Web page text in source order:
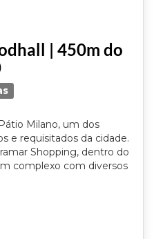
| 450m do
Milano, um dos
e requisitados da cidade.
Shopping, dentro do
complexo com diversos